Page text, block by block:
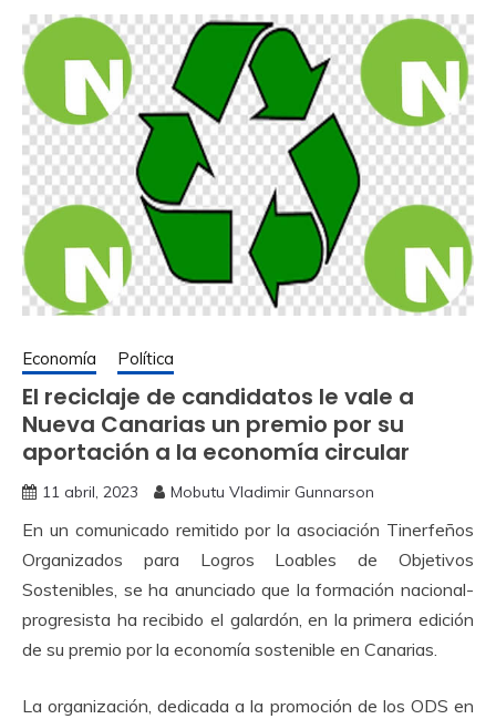
Economía Política
El reciclaje de candidatos le vale a
Nueva Canarias un premio por su
aportación a la economía circular
11 abril, 2023 Mobutu Vladimir Gunnarson
En un comunicado remitido por la asociación Tinerfeños
Organizados para Logros Loables de Objetivos
Sostenibles, se ha anunciado que la formación nacional-
progresista ha recibido el galardón, en la primera edición
de su premio por la economía sostenible en Canarias.
La organización, dedicada a la promoción de los ODS en